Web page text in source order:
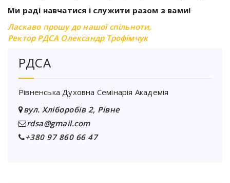
Ми раді навчатися і служити разом з вами!
Ласкаво прошу до нашої спільноти,
Ректор РДСА Олександр Трофімчук
РДСА
Рівненська Духовна Семінарія Академія
вул. Хліборобів 2, Рівне
rdsa@gmail.com
+380 97 860 66 47